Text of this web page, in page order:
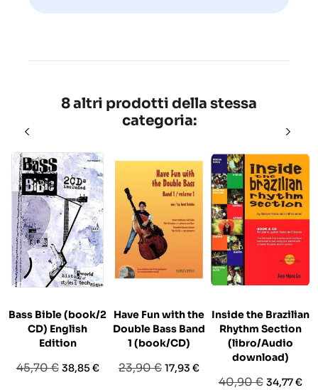
8 altri prodotti della stessa
categoria:
Bass Bible (book/2
CD) English
Edition
Prezzo
45,70 € Prezzo
38,85 €
Have Fun with the
Double Bass Band
1 (book/CD)
Prezzo
23,90 € Prezzo
17,93 €
Inside the Brazilian
Rhythm Section
(libro/Audio
download)
Prezzo
40,90 € Prezzo
34,77 €